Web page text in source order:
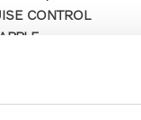
CONTROL